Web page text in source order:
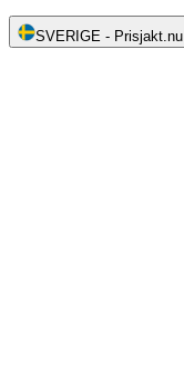
SVERIGE - Prisjakt.nu